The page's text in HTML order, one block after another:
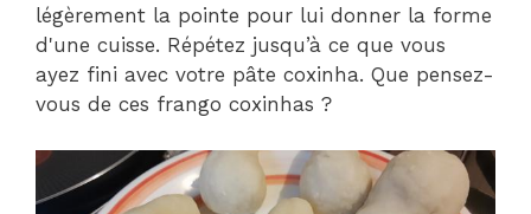
légèrement la pointe pour lui donner la forme
d'une cuisse. Répétez jusqu’à ce que vous
ayez fini avec votre pâte coxinha. Que pensez-
vous de ces frango coxinhas ?